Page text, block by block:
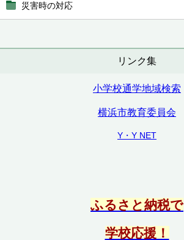
災害時の対応
リンク集
小学校通学地域検索
横浜市教育委員会
Y・Y NET
ふるさと納税で
学校応援！